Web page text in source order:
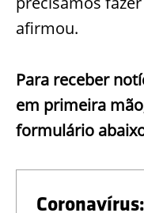
afirmou.
Para receber
em primeira
formulário